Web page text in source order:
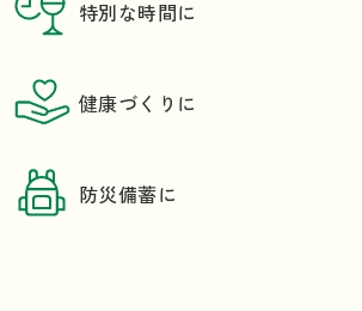
特別な時間に
健康づくりに
防災備蓄に